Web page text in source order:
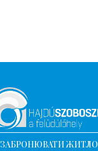
ЗАБРОНЮВАТИ ЖИТЛО